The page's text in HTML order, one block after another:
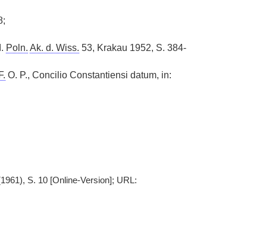
Poln. Ak. d. Wiss. 53, Krakau 1952, S. 384-
F. O. P., Concilio Constantiensi datum, in:
S. 10 [Online-Version]; URL: